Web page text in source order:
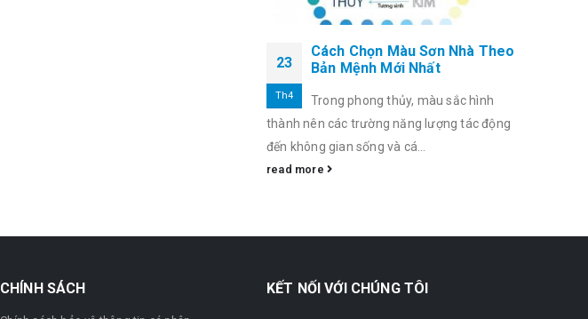
23
Th4
Cách Chọn Màu Sơn Nhà Theo
Bản Mệnh Mới Nhất
Trong phong thủy, màu sắc hình
thành nên các trường năng lượng tác động
đến không gian sống và cá...
read more
CHÍNH SÁCH KẾT NỐI VỚI CHÚNG TÔI